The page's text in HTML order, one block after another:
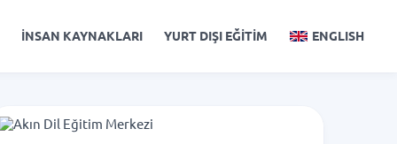
İNSAN KAYNAKLARI YURT DIŞI EĞİTİM ENGLISH